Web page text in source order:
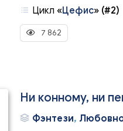
Цикл «Цефис» (#2)
7 862
Ни конному, ни
Фэнтези,